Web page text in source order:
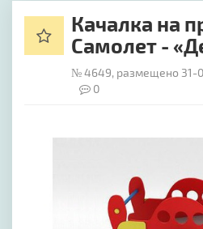
Качалка на
Самолет -
№ 4649, размещено 31-
0